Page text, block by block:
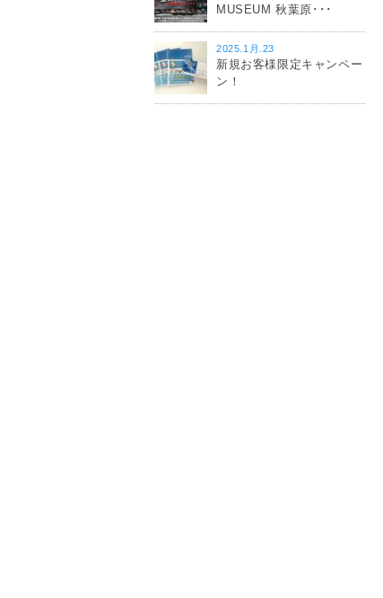
MUSEUM 秋葉原･･･
2025.1月.23
新規お客様限定キャンペー
ン！